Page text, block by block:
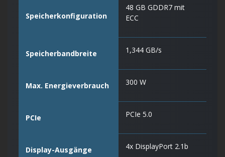
Speicherkonfiguration
48 GB GDDR7 mit
ECC
Speicherbandbreite 1,344 GB/s
Max. Energieverbrauch 300 W
PCIe PCIe 5.0
Display-Ausgänge 4x DisplayPort 2.1b